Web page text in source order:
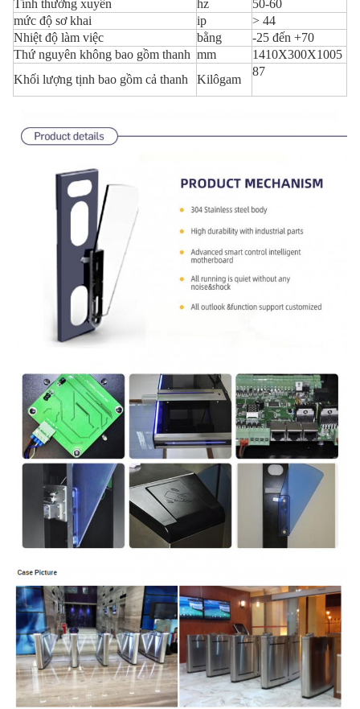
Tính thường xuyên hz
50-60
mức độ sơ khai
ip
> 44
Nhiệt độ làm việc
bằng
-25 đến +70
Thứ nguyên không bao gồm thanh mm
1410X300X1005
Khối lượng tịnh bao gồm cả thanh
Kilôgam
87